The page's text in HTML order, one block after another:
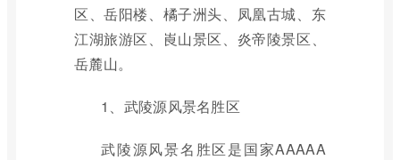
区、岳阳楼、橘子洲头、凤凰古城、东
江湖旅游区、崀山景区、炎帝陵景区、
岳麓山。
1、武陵源风景名胜区
武陵源风景名胜区是国家AAAAA